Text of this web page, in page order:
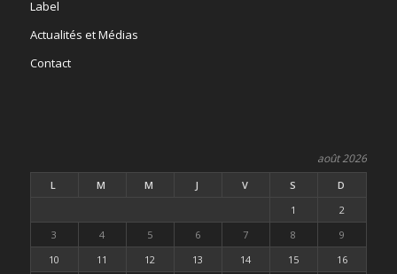
Label
Actualités et Médias
Contact
août 2026
L M M J V S
D
1
2
3
4 5 6 7 8
9
10
11 12 13 14 15
16